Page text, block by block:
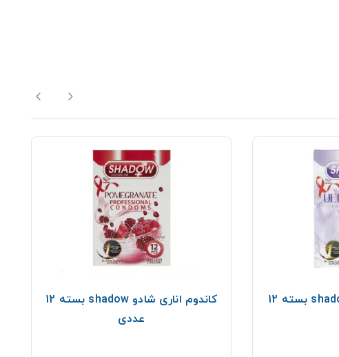
کاندوم نازک شادو shadow بسته 12
کاندوم اناری شادو shadow بسته 12
عددی